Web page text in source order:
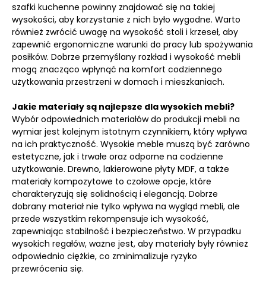
szafki kuchenne powinny znajdować się na takiej
wysokości, aby korzystanie z nich było wygodne. Warto
również zwrócić uwagę na wysokość stoli i krzeseł, aby
zapewnić ergonomiczne warunki do pracy lub spożywania
posiłków. Dobrze przemyślany rozkład i wysokość mebli
mogą znacząco wpłynąć na komfort codziennego
użytkowania przestrzeni w domach i mieszkaniach.
Jakie materiały są najlepsze dla wysokich mebli?
Wybór odpowiednich materiałów do produkcji mebli na
wymiar jest kolejnym istotnym czynnikiem, który wpływa
na ich praktyczność. Wysokie meble muszą być zarówno
estetyczne, jak i trwałe oraz odporne na codzienne
użytkowanie. Drewno, lakierowane płyty MDF, a także
materiały kompozytowe to czołowe opcje, które
charakteryzują się solidnością i elegancją. Dobrze
dobrany materiał nie tylko wpływa na wygląd mebli, ale
przede wszystkim rekompensuje ich wysokość,
zapewniając stabilność i bezpieczeństwo. W przypadku
wysokich regałów, ważne jest, aby materiały były również
odpowiednio ciężkie, co zminimalizuje ryzyko
przewrócenia się.